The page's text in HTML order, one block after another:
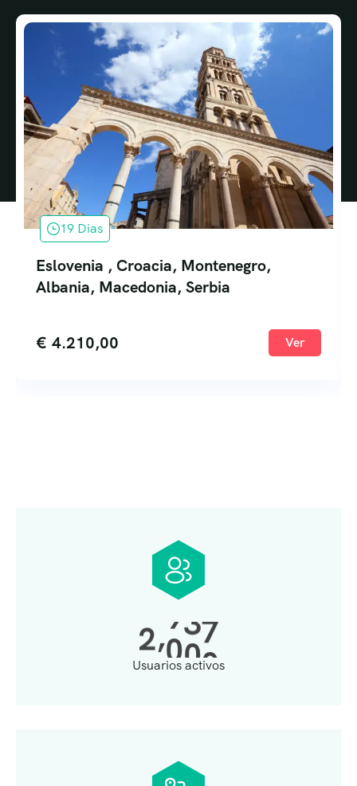
19 Dias
Eslovenia , Croacia, Montenegro,
Albania, Macedonia, Serbia
€ 4.210,00 Ver
2,000
Usuarios activos